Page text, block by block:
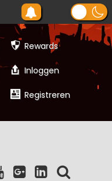
Rewards
Inloggen
Registreren